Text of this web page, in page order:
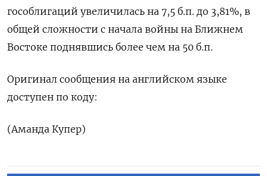
гособлигаций увеличилась на 7,5 б.п. до 3,81%, ​в
⁠общей сложности с начала войны на Ближнем
‌Востоке поднявшись более чем ‌на 50 б.п.
Оригинал сообщения на ​английском языке
доступен ‌по коду:
(Аманда Купер)